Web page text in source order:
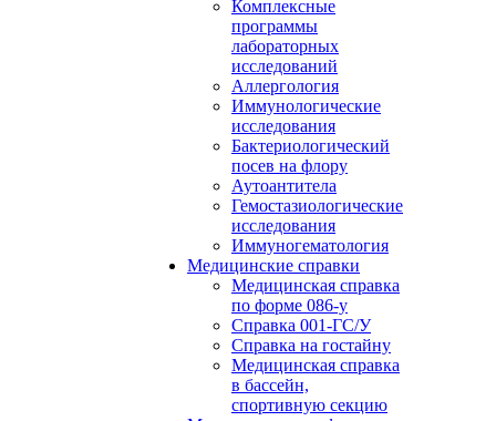
Комплексные
программы
лабораторных
исследований
Аллергология
Иммунологические
исследования
Бактериологический
посев на флору
Аутоантитела
Гемостазиологические
исследования
Иммуногематология
Медицинские справки
Медицинская справка
по форме 086-у
Справка 001-ГС/У
Справка на гостайну
Медицинская справка
в бассейн,
спортивную секцию